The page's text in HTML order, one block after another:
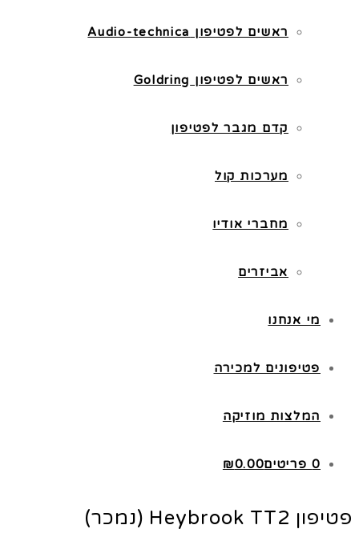
ראשים לפטיפון Audio-technica
ראשים לפטיפון Goldring
קדם מגבר לפטיפון
מערכות קול
מחברי אודיו
אביזרים
מי אנחנו
פטיפונים למכירה
המלצות מוזיקה
0 פריטים ₪0.00
פטיפון Heybrook TT2 (נמכר)